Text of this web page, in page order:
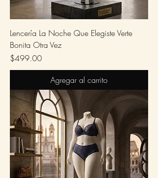
Lencería La Noche Que Elegiste Verte
Bonita Otra Vez
Precio
$499.00
Agregar al carrito